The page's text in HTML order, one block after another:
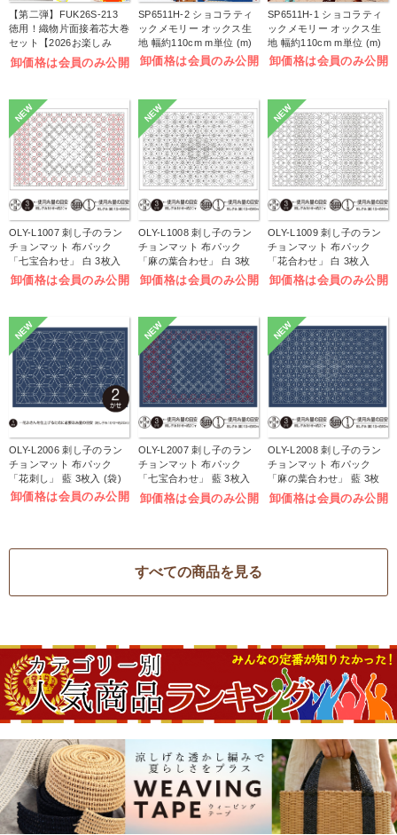
【第二弾】FUK26S-213
徳用！織物片面接着芯大巻
セット【2026お楽しみ
袋】(袋)
卸価格は会員のみ公開
SP6511H-2 ショコラティ
ックメモリー オックス生
地 幅約110cm m単位 (m)
卸価格は会員のみ公開
SP6511H-1 ショコラティ
ックメモリー オックス生
地 幅約110cm m単位 (m)
卸価格は会員のみ公開
NEW
OLY-L1007 刺し子のラン
チョンマット 布パック
「七宝合わせ」 白 3枚入
(袋)
卸価格は会員のみ公開
NEW
OLY-L1008 刺し子のラン
チョンマット 布パック
「麻の葉合わせ」 白 3枚
入 (袋)
卸価格は会員のみ公開
NEW
OLY-L1009 刺し子のラン
チョンマット 布パック
「花合わせ」 白 3枚入
(袋)
卸価格は会員のみ公開
NEW
OLY-L2006 刺し子のラン
チョンマット 布パック
「花刺し」 藍 3枚入 (袋)
卸価格は会員のみ公開
NEW
OLY-L2007 刺し子のラン
チョンマット 布パック
「七宝合わせ」 藍 3枚入
(袋)
卸価格は会員のみ公開
NEW
OLY-L2008 刺し子のラン
チョンマット 布パック
「麻の葉合わせ」 藍 3枚
入 (袋)
卸価格は会員のみ公開
すべての商品を見る